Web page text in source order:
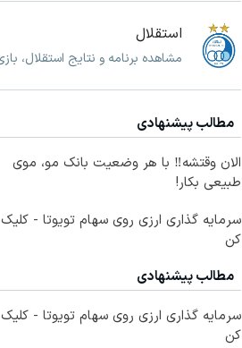
استقلال
مشاهده برنامه و نتایج استقلال،
مطالب پیشنهادی
الان وقتشه‼️ با هر وضعیت بانک مو، موی
طبیعی بکار!
سرمایه گذاری ارزی روی سهام تویوتا - کلیک
کن
مطالب پیشنهادی
سرمایه گذاری ارزی روی سهام تویوتا - کلیک
کن